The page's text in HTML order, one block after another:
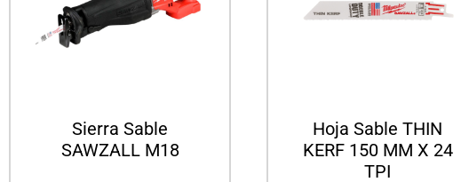
Sierra Sable
SAWZALL M18
Hoja Sable THIN
KERF 150 MM X 24
TPI